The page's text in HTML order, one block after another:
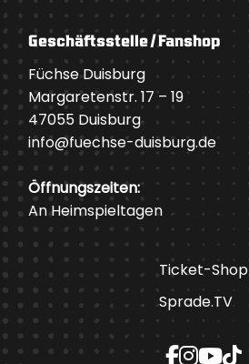
Geschäftsstelle / Fanshop
Füchse Duisburg
Margaretenstr. 17 – 19
47055 Duisburg
info@fuechse-duisburg.de
Öffnungszeiten:
An Heimspieltagen
Ticket-Shop
Sprade.TV